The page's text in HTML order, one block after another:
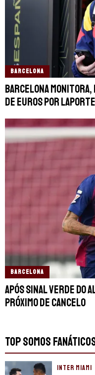
BARCELONA
Barcelona monitora,
de euros por Laporte
BARCELONA
Após sinal verde do
próximo de Cancelo
TOP SOMOS
INTER MIAMI